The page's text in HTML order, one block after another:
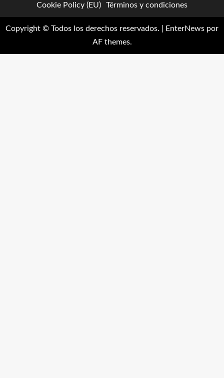
Cookie Policy (EU)
Términos y condiciones
Copyright © Todos los derechos reservados. EnterNews por
AF themes.